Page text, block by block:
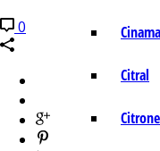
Citral
0